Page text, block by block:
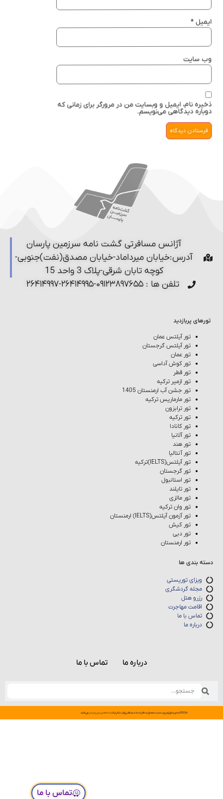
تماس با ما
ایمیل*
وب‌ سایت
ذخیره نام، ایمیل و وبسایت من در مرورگر برای زمانی که
دوباره دیدگاهی می‌نویسم.
آژانس مسافرتی گشت نامه سرزمین پارسان
آدرس:خیابان میرداماد-خیابان مصدق(نفت)جنوبی-
کوچه تابان شرقی-پلاک 3 واحد 15
تلفن ها : ۰۹۱۲۳۸۹۷۶۵۵-۲۶۴۱۴۹۹۵-۲۶۴۱۴۹۹۷
تورهای پربازدید
تور آیلتس عمان
تور آیلتس گرجستان
تور عمان
تور کوش‌ آداسی
تور قطر
تور ازمیر ترکیه
تور جشن آب ارمنستان 1405
تور مارماریس ترکیه
تور ترابزون
تور ترکیه
تور کانادا
تور آلانیا
تور هند
تور آنتالیا
تور آیلتس(IELTS)ترکیه
تور گرجستان
تور استانبول
تور تایلند
تور مالزی
تور وان ترکیه
تور آزمون آیلتس(IELTS) ارمنستان
تور کیش
تور دبی
تور ارمنستان
دسته بندی ها
ویزای توریستی
مجله گردشگری
رزرو هتل
اقامت مهاجرت
تماس با ما
درباره ما
درباره ما تماس با ما
©
2022تمامیحقوقاینوبسایتمتعلقبهدفترخدماتمسافرتیوگردشگریگشتنامهسرزمینپارسانمیباشد.